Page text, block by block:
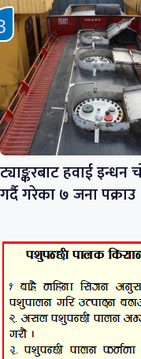
ट्याङ्करबाट हवाई इन्धन
गर्दै गरेका ७ जना पक्राउ